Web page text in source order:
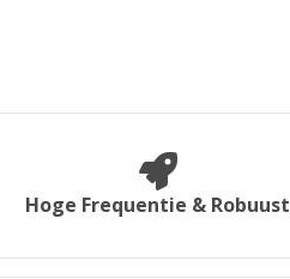
Hoge Frequentie & Robuust